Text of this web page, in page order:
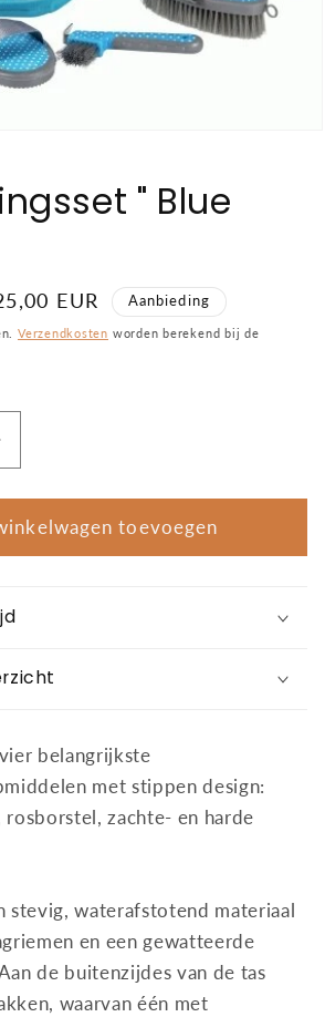
" Blue
EUR Aanbieding
Verzendkosten worden berekend bij de
toevoegen
belangrijkste
met stippen design:
rosborstel, zachte- en harde
stevig, waterafstotend materiaal
en een gewatteerde
de buitenzijdes van de tas
waarvan één met